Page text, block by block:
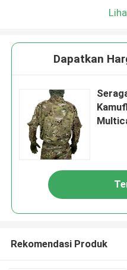
Dapatkan
Rekomendasi Produk